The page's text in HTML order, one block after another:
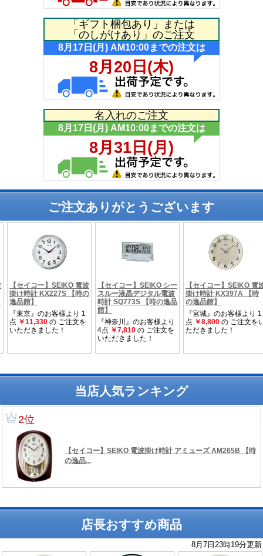
「ギフト梱包あり」または
「のしがけあり」のご注文
名入れのご注文
ご注文ありがとうございます
当店人気ランキング
店長おすすめ商品